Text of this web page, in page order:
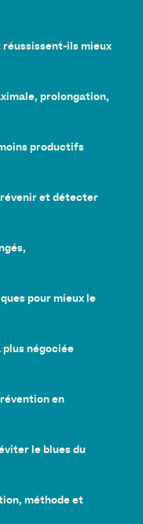
réussissent-ils mieux
prolongation,
productifs
et détecter
pour mieux le
plus négociée
en
le blues du
méthode et